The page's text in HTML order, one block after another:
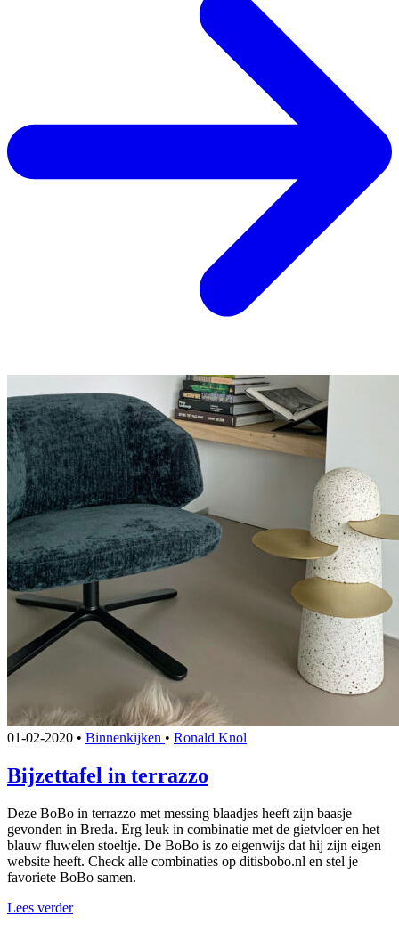
01-02-2020 • Binnenkijken • Ronald Knol
Bijzettafel in terrazzo
Deze BoBo in terrazzo met messing blaadjes heeft zijn baasje
gevonden in Breda. Erg leuk in combinatie met de gietvloer en het
blauw fluwelen stoeltje. De BoBo is zo eigenwijs dat hij zijn eigen
website heeft. Check alle combinaties op ditisbobo.nl en stel je
favoriete BoBo samen.
Lees verder